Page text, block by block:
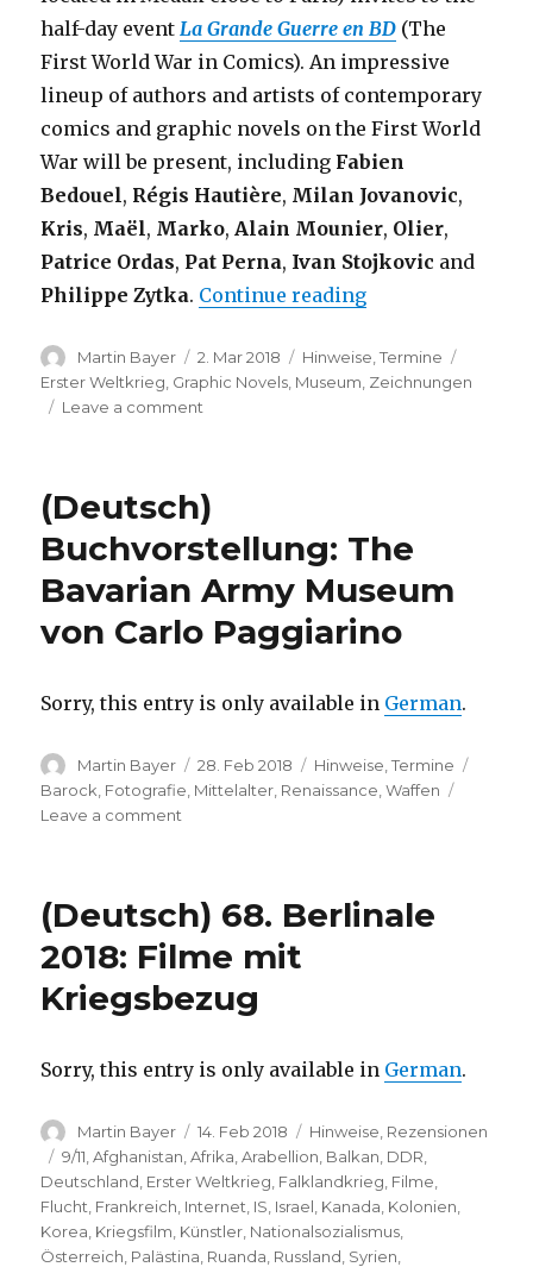
half-day eventLa Grande Guerre en BD (The
First World War in Comics). An impressive
lineup of authors and artists of contemporary
comics and graphic novels on the First World
War will be present, including Fabien
Bedouel, Régis Hautière, Milan Jovanovic,
Kris, Maël, Marko,Alain Mounier, Olier,
Patrice Ordas, Pat Perna, Ivan Stojkovic and
Philippe Zytka. Continue reading“The First World
Author
Martin Bayer
Posted
on
2. Mar 2018 Categories
Hinweise ,Termine
Erster Weltkrieg Graphic Novels Museum Zeichnungen
Leave a comment
War
in
Comics
(Meaux,
France)
(Deutsch)
Buchvorstellung: The
Bavarian Army Museum
von Carlo Paggiarino
Sorry, this entry is only available in German.
Author
Martin Bayer
Posted
on
28. Feb 2018 Categories
Hinweise ,Termine
Barock, Fotografie, Mittelalter, Renaissance,Waffen
Leave a comment
Bavarian
Army
Museum
von
Carlo
(Deutsch) 68. Berlinale
2018: Filme mit
Kriegsbezug
Sorry, this entry is only available in German.
Author
Martin Bayer
Posted
on
14. Feb 2018 Categories
Hinweise, Rezensionen
Tags
9/11,Afghanistan,Afrika,Arabellion, Balkan, DDR,
Deutschland, Erster Weltkrieg, Falklandkrieg, Filme,
Flucht, Frankreich, Internet, IS, Israel, Kanada, Kolonien,
Korea, Kriegsfilm, Künstler, Nationalsozialismus,
Österreich, Palästina, Ruanda, Russland, Syrien,